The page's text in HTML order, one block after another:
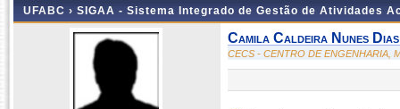
UFABC › SIGAA - Sistema Integrado de Gestão de Atividades
Camila Caldeira Nunes Dias
CECS - CENTRO DE ENGENHARIA,